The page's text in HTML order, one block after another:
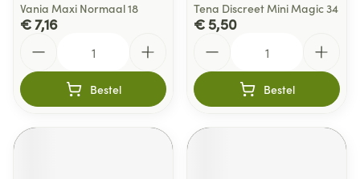
Vania Maxi Normaal 18
€ 7,16
Bestel
Tena Discreet Mini Magic 34
€ 5,50
Bestel